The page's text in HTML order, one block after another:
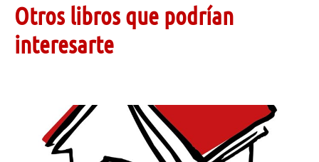
Otros libros que podrían
interesarte